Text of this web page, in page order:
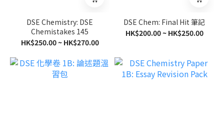
DSE Chemistry: DSE
Chemistakes 145
HK$250.00 ~ HK$270.00
DSE Chem: Final Hit 筆記
HK$200.00 ~ HK$250.00